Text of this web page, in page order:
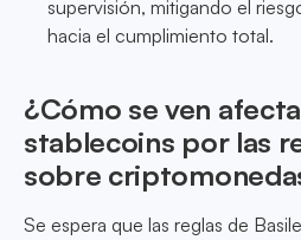
supervisión, mitigando el
hacia el cumplimiento total.
¿Cómo se ven
stablecoins por las
sobre
Se espera que las reglas de